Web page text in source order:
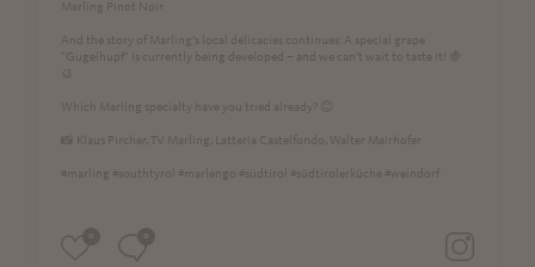
Marling Pinot Noir.
And the story of Marling’s local delicacies continues: A special grape
"Gugelhupf" is currently being developed – and we can’t wait to taste it! 🍇
Which Marling specialty have you tried already? 😊
📸 Klaus Pircher, TV Marling, Latteria Castelfondo, Walter Mairhofer
#marling #southtyrol #marlengo #südtirol #südtirolerküche #weindorf